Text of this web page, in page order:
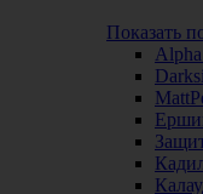
Показать